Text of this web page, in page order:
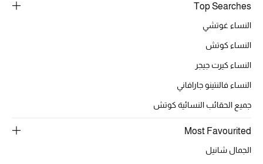
تسوقوا الحقائب
الموسم الجديد
أحذية النسائية
Top Searches
النساء غوتشي
النساء كوتش
النساء كيرت جيجر
النساء فالنتينو جارافاني
جميع الحقائب النسائية كوتش
Most Favourited
الجمال شانيل